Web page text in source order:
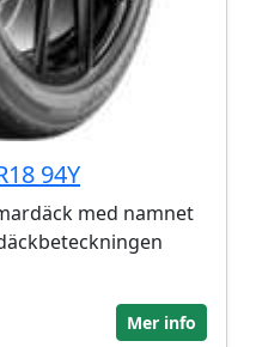
94Y
med namnet
Mer info